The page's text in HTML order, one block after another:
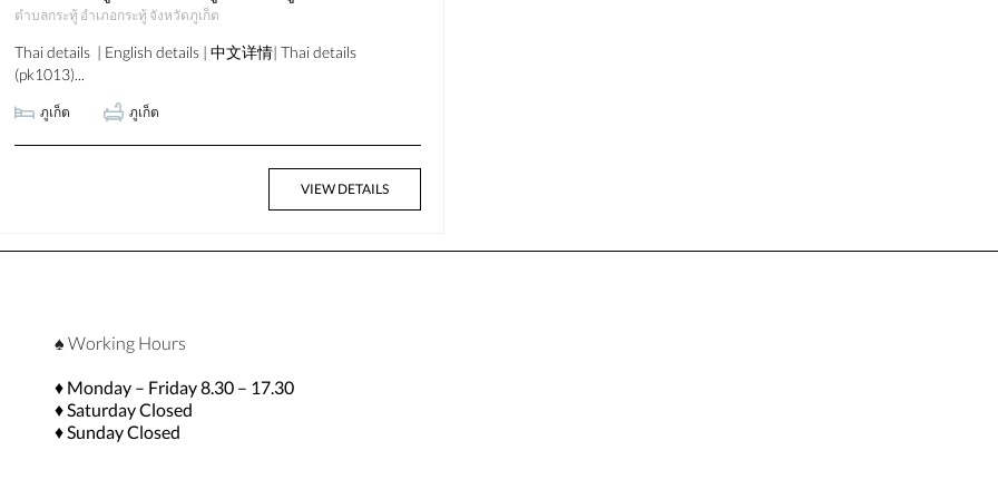
ตำบลกระทู้ อำเภอกระทู้ จังหวัดภูเก็ต
Thai details | English details | 中文详情| Thai details
(pk1013)...
ภูเก็ต ภูเก็ต
VIEW DETAILS
♠ Working Hours
♦ Monday – Friday 8.30 – 17.30
♦ Saturday Closed
♦ Sunday Closed